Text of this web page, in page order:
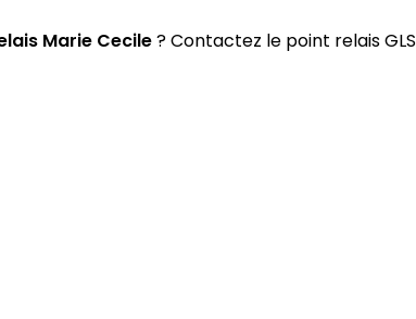
Marie Cecile? Contactez le point relais GLS